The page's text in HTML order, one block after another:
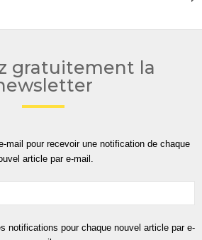
gratuitement la
mail pour recevoir une notification de chaque
article par e-mail.
notifications pour chaque nouvel article par e-